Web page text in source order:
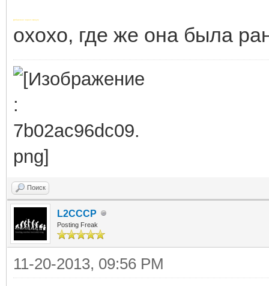
Добавлено через 1 минуту
охохо, где же она была
Поиск
L2CCCP
Posting Freak
11-20-2013, 09:56 PM